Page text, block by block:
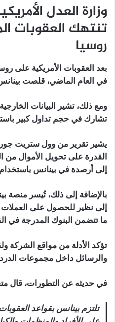
وزارة العدل
تنتهك العقوبات
روسيا
بعد العقوبات الأمريكية على
في العام الماضي، قلصت بينانس
ومع ذلك، تشير البيانات
تشارك في حجم تداول كبير
يشير تقرير من وول ستريت
القدرة على تحويل الأموال من
إلى أرصدة في بينانس
بالإضافة إلى ذلك، تُيسر منصة
إلى نظير للحصول على العملات
ما تتضمن البنوك المدرجة في
تؤكد الأدلة من مواقع
والرسائل داخل مجموعات
في حديثه عن التطورات، قال
تلتزم بينانس بقواعد